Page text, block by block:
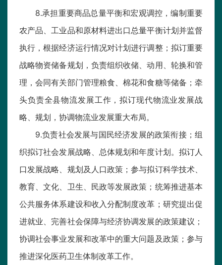
8.承担重要商品总量平衡和宏观调控，编制重要
农产品、工业品和原材料进出口总量平衡计划并监督
执行，根据经济运行情况对计划进行调整；拟订重要
战略物资储备规划，负责组织收储、动用、轮换和管
理，会同有关部门管理粮食、棉花和食糖等储备；牵
头负责全县物流发展工作，拟订现代物流业发展战
略、规划，协调物流业发展重大布局。
9.负责社会发展与国民经济发展的政策衔接；组
织拟订社会发展战略、总体规划和年度计划。拟订人
口发展战略、规划及人口政策；参与拟订科学技术、
教育、文化、卫生、民政等发展政策；统筹推进基本
公共服务体系建设和收入分配制度改革；研究提出促
进就业、完善社会保障与经济协调发展的政策建议；
协调社会事业发展和改革中的重大问题及政策；参与
推进深化医药卫生体制改革工作。